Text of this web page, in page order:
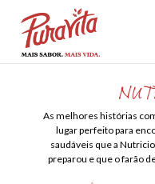
As melhores histórias
lugar perfeito para
saudáveis que a
preparou e que o farão